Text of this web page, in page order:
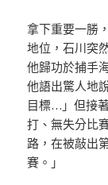
拿下重要一勝
地位，石川突
他歸功於捕手
他語出驚人地
目標…」但接
打、無失分比
路，在被敲出
賽。」